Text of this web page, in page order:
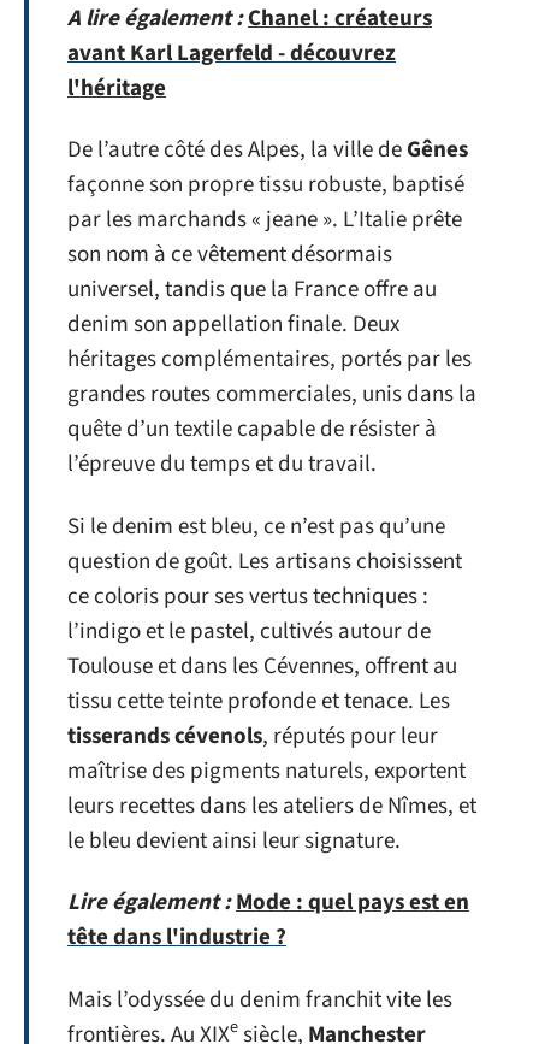
A lire également :Chanel : créateurs
avant Karl Lagerfeld - découvrez
l'héritage
De l’autre côté des Alpes, la ville deGênes
façonne son propre tissu robuste, baptisé
par les marchands « jeane ». L’Italie prête
son nom à ce vêtement désormais
universel, tandis que la France offre au
denim son appellation finale. Deux
héritages complémentaires, portés par les
grandes routes commerciales, unis dans la
quête d’un textile capable de résister à
l’épreuve du temps et du travail.
Si le denim est bleu, ce n’est pas qu’une
question de goût. Les artisans choisissent
ce coloris pour ses vertus techniques :
l’indigo et le pastel, cultivés autour de
Toulouse et dans les Cévennes, offrent au
tissu cette teinte profonde et tenace. Les
tisserands cévenols, réputés pour leur
maîtrise des pigments naturels, exportent
leurs recettes dans les ateliers de Nîmes, et
le bleu devient ainsi leur signature.
Lire également :Mode : quel pays est en
tête dans l'industrie ?
Mais l’odyssée du denim franchit vite les
frontières. Au XIXesiècle, Manchester